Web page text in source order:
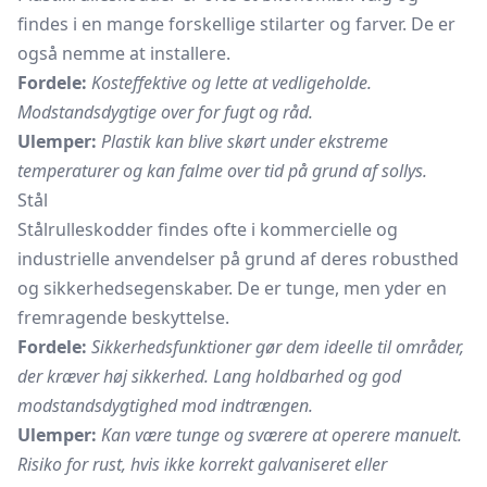
findes i en mange forskellige stilarter og farver. De er
også nemme at installere.
Fordele: Kosteffektive og lette at vedligeholde.
Modstandsdygtige over for fugt og råd.
Ulemper: Plastik kan blive skørt under ekstreme
temperaturer og kan falme over tid på grund af sollys.
Stål
Stålrulleskodder findes ofte i kommercielle og
industrielle anvendelser på grund af deres robusthed
og sikkerhedsegenskaber. De er tunge, men yder en
fremragende beskyttelse.
Fordele: Sikkerhedsfunktioner gør dem ideelle til områder,
der kræver høj sikkerhed. Lang holdbarhed og god
modstandsdygtighed mod indtrængen.
Ulemper: Kan være tunge og sværere at operere manuelt.
Risiko for rust, hvis ikke korrekt galvaniseret eller